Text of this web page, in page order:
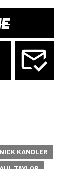
NICK KANDLER